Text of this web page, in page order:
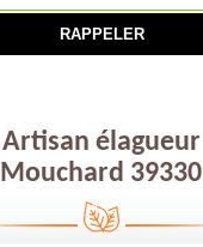
Artisan élagueur
Mouchard 39330